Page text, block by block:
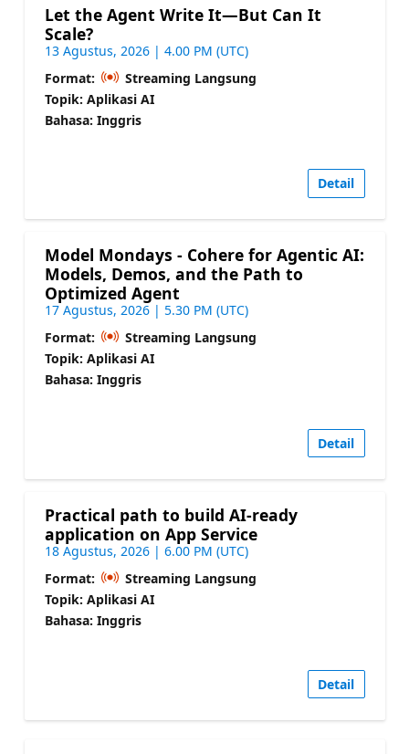
Let the Agent Write It—But Can It
Scale?
13 Agustus, 2026 | 4.00 PM (UTC)
Format:
Streaming Langsung
Topik: Aplikasi AI
Bahasa: Inggris
Detail
Model Mondays - Cohere for Agentic AI:
Models, Demos, and the Path to
Optimized Agent
17 Agustus, 2026 | 5.30 PM (UTC)
Format:
Streaming Langsung
Topik: Aplikasi AI
Bahasa: Inggris
Detail
Practical path to build AI-ready
application on App Service
18 Agustus, 2026 | 6.00 PM (UTC)
Format:
Streaming Langsung
Topik: Aplikasi AI
Bahasa: Inggris
Detail